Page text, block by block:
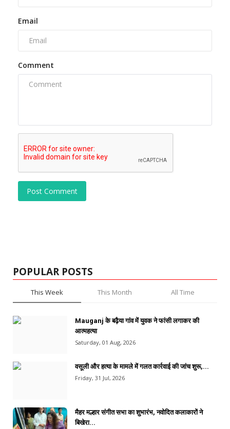
Email
Comment
Post Comment
POPULAR POSTS
This Week This Month All Time
Mauganj के बढ़ैया गांव में युवक ने फांसी लगाकर की
आत्महत्या
Saturday, 01 Aug, 2026
वसूली और हत्या के मामले में गलत कार्रवाई की जांच शुरू,...
Friday, 31 Jul, 2026
मैहर मल्हार संगीत सभा का शुभारंभ, नवोदित कलाकारों ने
बिखेरा...